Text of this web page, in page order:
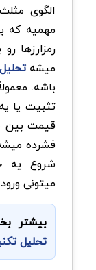
الگوی
مهمیه
رمزارزها
میشه
باشه.
تثبیت یا
قیمت بین
فشرده
شروع یه
میتونی
بیشتر
تحلیل